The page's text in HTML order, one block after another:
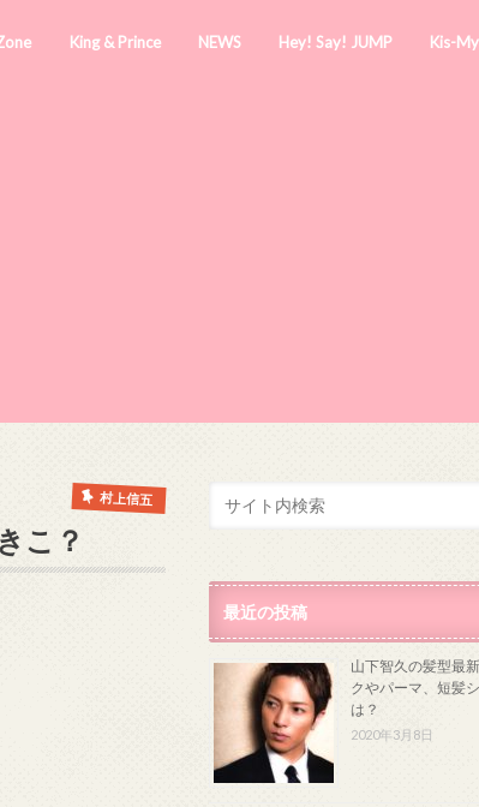
King & Prince NEWS Hey! Say! JUMP Kis-
村上信五
こ？
最近の投稿
山下智久の髪型最
クやパーマ、短髪
は？
2020年3月8日